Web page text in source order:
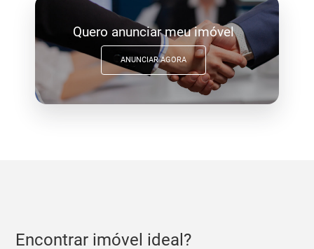
Quero anunciar meu imóvel
ANUNCIAR AGORA
Encontrar imóvel ideal?